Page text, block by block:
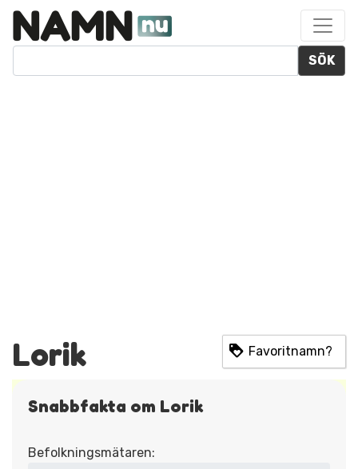
SÖK
Lorik Favoritnamn?
Snabbfakta om Lorik
Befolkningsmätaren: